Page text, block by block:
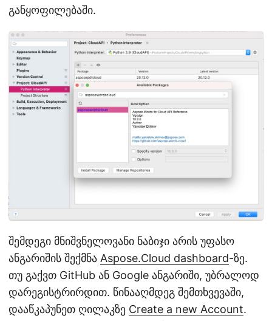
განყოფილებაში.
შემდეგი მნიშვნელოვანი ნაბიჯი არის უფასო
ანგარიშის შექმნა Aspose.Cloud dashboard-ზე.
თუ გაქვთ GitHub ან Google ანგარიში, უბრალოდ
დარეგისტრირდით. წინააღმდეგ შემთხვევაში,
დააწკაპუნეთ ღილაკზე Create a new Account.